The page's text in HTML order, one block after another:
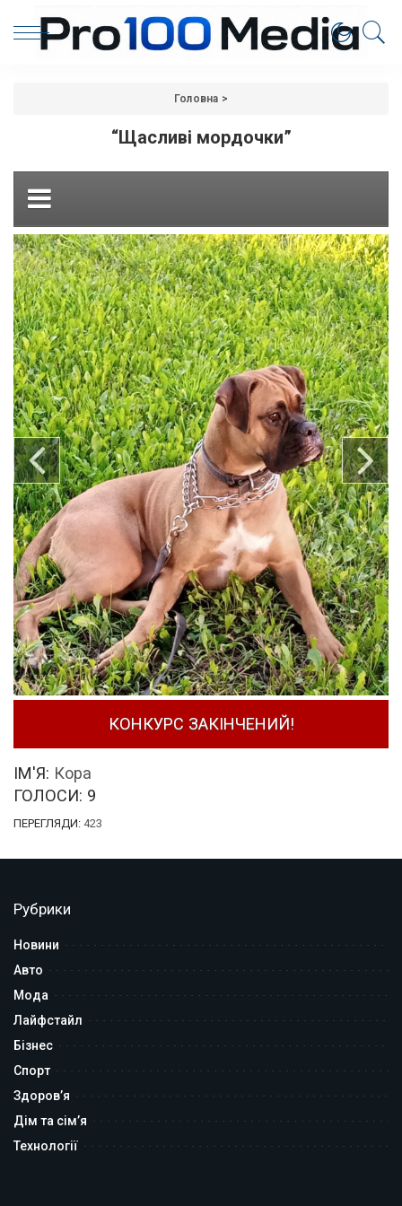
Головна >
“Щасливі мордочки”
КОНКУРС ЗАКІНЧЕНИЙ!
ІМ'Я: Кора
ГОЛОСИ: 9
ПЕРЕГЛЯДИ: 423
Рубрики
Новини
Авто
Мода
Лайфстайл
Бізнес
Спорт
Здоров’я
Дім та сім’я
Технології